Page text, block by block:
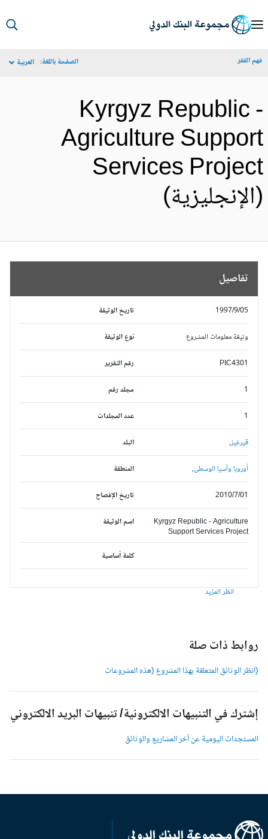
الفقر الصفحة باللغة: العربية
Kyrgyz Republic
Agriculture
Services
تفاصيل
تاريخ الوثيقة 1997/9/05
نوع الوثيقة وثيقة معلومات المشروع
رقم التقرير PIC4301
مجلد رقم
عدد المجلدات
البلد قيرغيز,
المنطقة أوروبا وآسيا الوسطى,
تاريخ الإفصاح 2010/7/01
اسم الوثيقة
Kyrgyz Republic - Agriculture
Support Services Project
كلمة أساسية
انظر المزيد
روابط ذات صلة
(انظر الوثائق المتعلقة بهذا المشروع (هذه المشروعات
إشترك في التنبيهات الالكترونية/ تنبيهات البريد الالكتروني
المستجدات اليومية عن آخر المشاريع والوثائق